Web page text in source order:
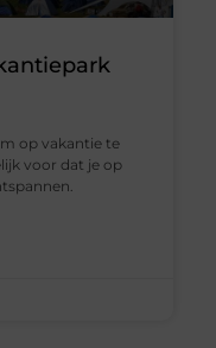
op vakantie te
voor dat je op